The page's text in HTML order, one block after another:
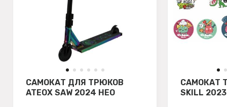
САМОКАТ ДЛЯ ТРЮКОВ
ATEOX SAW 2024 НЕО
САМОКАТ
SKILL